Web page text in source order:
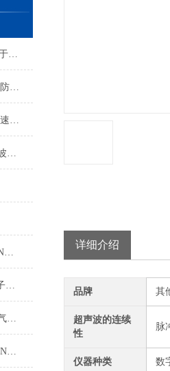
TIME®1100超声波探伤仪可用于微小缺陷的检验，检出率高
MUT800C超声波探伤仪防水、防油、防尘可达到IP65防护等级
MUT660C超声波探伤仪能够快速便捷、无损伤、地进行工件内部多种缺陷
CTS-8008plus和CTS-8008超声波探伤仪的功能区别
Sartorius赛多利斯GL8201-1SCN电子天平
奥豪斯ohaus PR124ZH 内校电子天平
S520便携式露点仪检测压缩空气全生命周期监测
Sartorius赛多利斯GL3202i-1SCN电子天平
详细介绍
品牌 其
超声波的连续
性
脉
仪器种类 数